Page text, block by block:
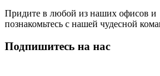
Придите в любой из наших офисов и
познакомьтесь с нашей чудесной
Подпишитесь на нас